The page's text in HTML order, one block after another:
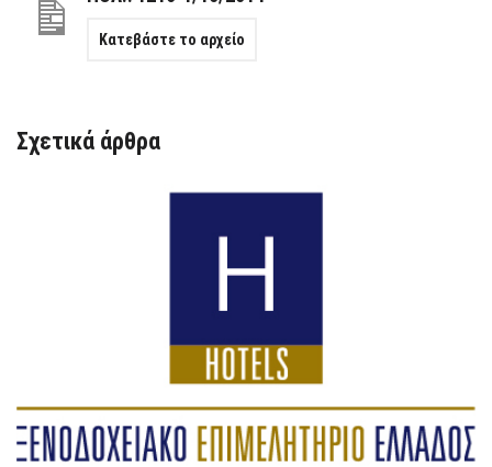
Κατεβάστε το αρχείο
Σχετικά άρθρα